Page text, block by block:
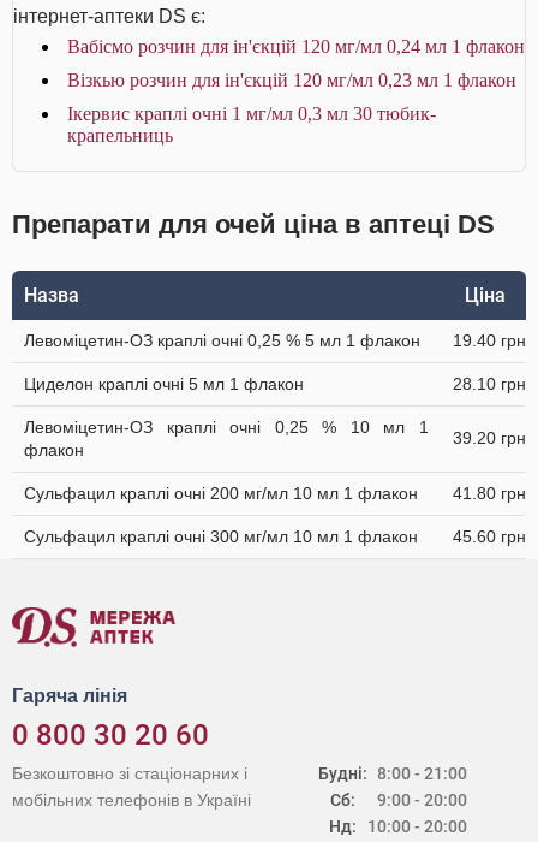
інтернет-аптеки DS є:
Вабісмо розчин для ін'єкцій 120 мг/мл 0,24 мл 1 флакон
Візкью розчин для ін'єкцій 120 мг/мл 0,23 мл 1 флакон
Ікервис краплі очні 1 мг/мл 0,3 мл 30 тюбик-
крапельниць
Препарати для очей ціна в аптеці DS
Назва Ціна
Левоміцетин-ОЗ краплі очні 0,25 % 5 мл 1 флакон 19.40 грн
Циделон краплі очні 5 мл 1 флакон 28.10 грн
Левоміцетин-ОЗ краплі очні 0,25 % 10 мл 1
флакон
39.20 грн
Сульфацил краплі очні 200 мг/мл 10 мл 1 флакон 41.80 грн
Сульфацил краплі очні 300 мг/мл 10 мл 1 флакон 45.60 грн
Гаряча лінія
0 800 30 20 60
Будні:
Сб:
Нд:
8:00 - 21:00
9:00 - 20:00
10:00 - 20:00
Безкоштовно зі стаціонарних і
мобільних телефонів в Україні